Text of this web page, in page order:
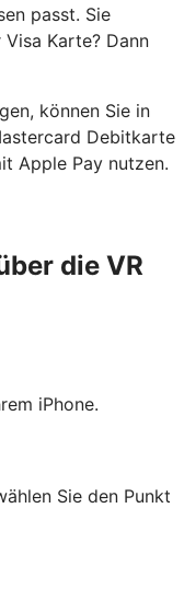
passt. Sie
Karte? Dann
können Sie in
Debitkarte
Apple Pay nutzen.
die VR
iPhone.
Sie den Punkt